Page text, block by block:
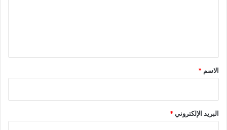
*
الاسم *
البريد الإلكتروني*